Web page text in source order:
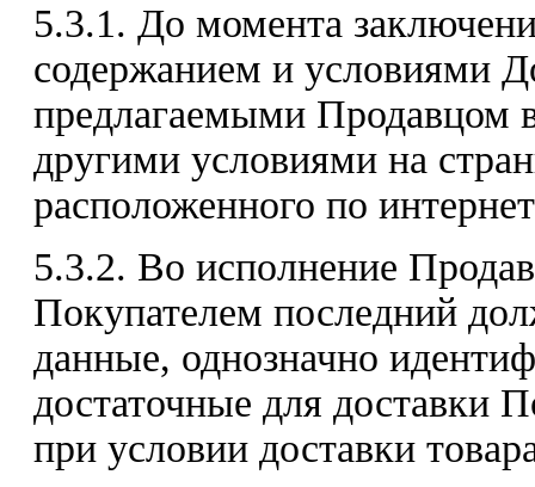
5.3.1. До момента
содержанием и условиями
предлагаемыми Продавцом
другими условиями на
расположенного по
5.3.2. Во исполнение
Покупателем последний
данные, однозначно
достаточные для доставки
при условии доставки